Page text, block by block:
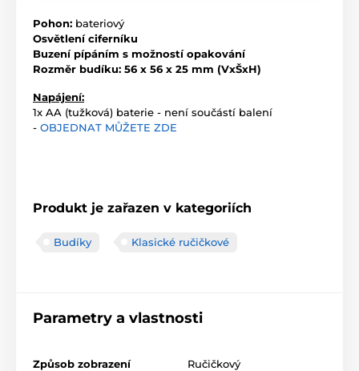
Pohon: bateriový
Osvětlení ciferníku
Buzení pípáním s možností opakování
Rozměr budíku: 56 x 56 x 25 mm (VxŠxH)
Napájení:
1x AA (tužková) baterie - není součástí balení
- OBJEDNAT MŮŽETE ZDE
Produkt je zařazen v kategoriích
Budíky Klasické ručičkové
Parametry a vlastnosti
Způsob zobrazení Ručičkový